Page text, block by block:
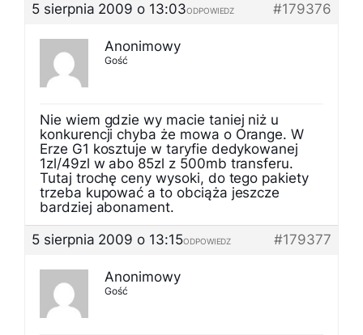
5 sierpnia 2009 o 13:03
#179376
ODPOWIEDZ
Anonimowy
Gość
Nie wiem gdzie wy macie taniej niż u
konkurencji chyba że mowa o Orange. W
Erze G1 kosztuje w taryfie dedykowanej
1zl/49zl w abo 85zl z 500mb transferu.
Tutaj trochę ceny wysoki, do tego pakiety
trzeba kupować a to obciąża jeszcze
bardziej abonament.
5 sierpnia 2009 o 13:15
#179377
ODPOWIEDZ
Anonimowy
Gość